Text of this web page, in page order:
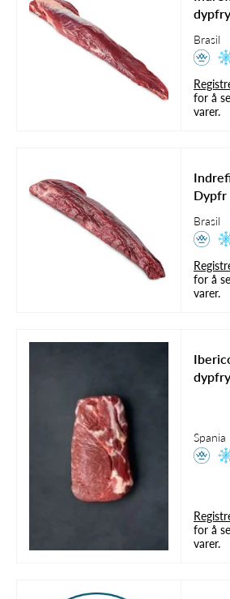
Brasil
for å
varer.
Dypfr
Brasil
for å
varer.
Spania
for å
varer.